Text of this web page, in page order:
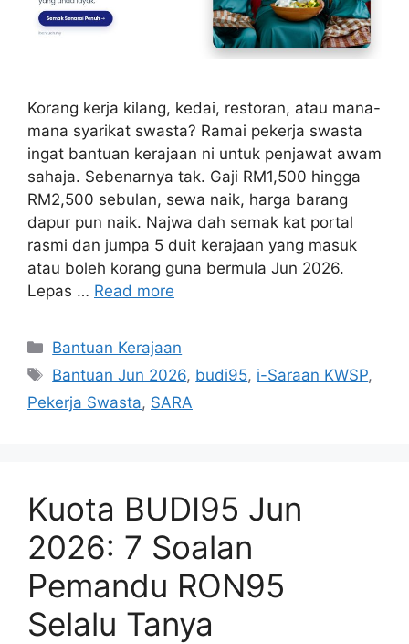
Korang kerja kilang, kedai, restoran, atau mana-
mana syarikat swasta? Ramai pekerja swasta
ingat bantuan kerajaan ni untuk penjawat awam
sahaja. Sebenarnya tak. Gaji RM1,500 hingga
RM2,500 sebulan, sewa naik, harga barang
dapur pun naik. Najwa dah semak kat portal
rasmi dan jumpa 5 duit kerajaan yang masuk
atau boleh korang guna bermula Jun 2026.
Lepas … Read more
Categories
Bantuan Kerajaan
Tags
Bantuan Jun 2026, budi95, i-Saraan KWSP,
Pekerja Swasta, SARA
Kuota BUDI95 Jun
2026: 7 Soalan
Pemandu RON95
Selalu Tanya